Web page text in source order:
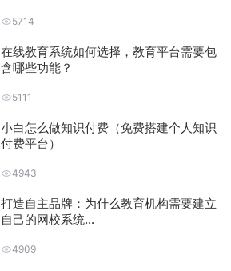
5714
在线教育系统如何选择，教育平台需要包
含哪些功能？
5111
小白怎么做知识付费（免费搭建个人知识
付费平台）
4943
打造自主品牌：为什么教育机构需要建立
自己的网校系统...
4909